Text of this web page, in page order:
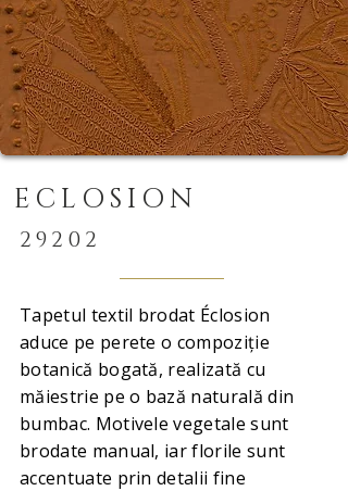
ECLOSION
29202
Tapetul textil brodat Éclosion
aduce pe perete o compoziție
botanică bogată, realizată cu
măiestrie pe o bază naturală din
bumbac. Motivele vegetale sunt
brodate manual, iar florile sunt
accentuate prin detalii fine